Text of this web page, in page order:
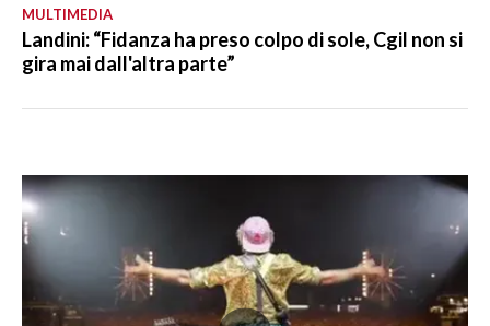
MULTIMEDIA
Landini: “Fidanza ha preso colpo di sole, Cgil non si
gira mai dall'altra parte”